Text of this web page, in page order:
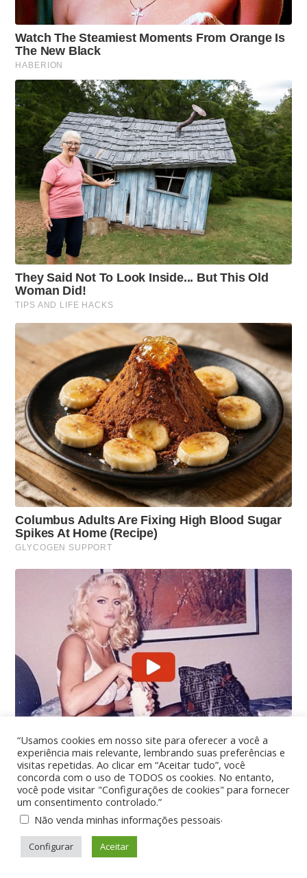
“Usamos cookies em nosso site para oferecer a você a
experiência mais relevante, lembrando suas preferências e
visitas repetidas. Ao clicar em “Aceitar tudo”, você
concorda com o uso de TODOS os cookies. No entanto,
você pode visitar "Configurações de cookies" para fornecer
um consentimento controlado.”
Não venda minhas informações pessoais.
Configurar Aceitar